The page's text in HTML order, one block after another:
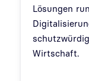
Lösungen
Wirtschaft.